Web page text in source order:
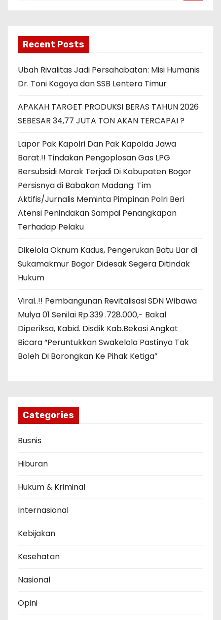
Recent Posts
Ubah Rivalitas Jadi Persahabatan: Misi Humanis
Dr. Toni Kogoya dan SSB Lentera Timur
APAKAH TARGET PRODUKSI BERAS TAHUN 2026
SEBESAR 34,77 JUTA TON AKAN TERCAPAI ?
Lapor Pak Kapolri Dan Pak Kapolda Jawa
Barat.!! Tindakan Pengoplosan Gas LPG
Bersubsidi Marak Terjadi Di Kabupaten Bogor
Persisnya di Babakan Madang: Tim
Aktifis/Jurnalis Meminta Pimpinan Polri Beri
Atensi Penindakan Sampai Penangkapan
Terhadap Pelaku
Dikelola Oknum Kadus, Pengerukan Batu Liar di
Sukamakmur Bogor Didesak Segera Ditindak
Hukum
Viral..!! Pembangunan Revitalisasi SDN Wibawa
Mulya 01 Senilai Rp.339 .728.000,- Bakal
Diperiksa, Kabid. Disdik Kab.Bekasi Angkat
Bicara “Peruntukkan Swakelola Pastinya Tak
Boleh Di Borongkan Ke Pihak Ketiga”
Categories
Busnis
Hiburan
Hukum & Kriminal
Internasional
Kebijakan
Kesehatan
Nasional
Opini